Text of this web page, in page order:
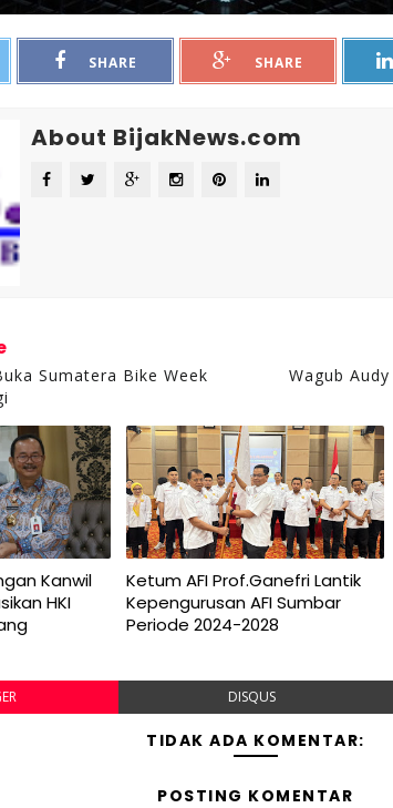
SHARE SHARE
About BijakNews.com
Sumatera Bike Week
Wagub
Kanwil
HKI
Ketum AFI Prof.Ganefri Lantik
Kepengurusan AFI Sumbar
Periode 2024-2028
DISQUS
TIDAK ADA KOMENTAR:
POSTING KOMENTAR